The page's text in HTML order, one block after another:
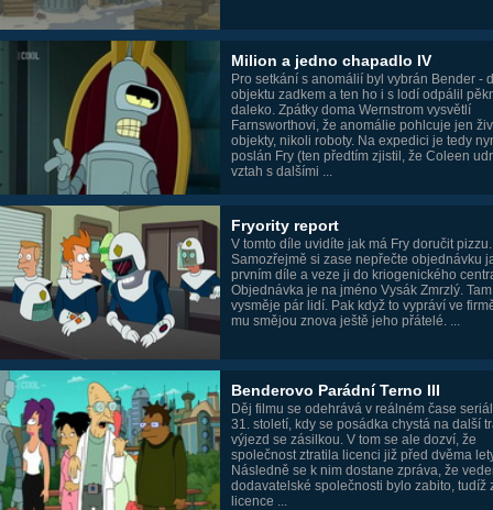
Milion a jedno chapadlo IV
Pro setkání s anomálií byl vybrán Bender -
objektu zadkem a ten ho i s lodí odpálil
daleko. Zpátky doma Wernstrom vysvětlí
Farnsworthovi, že anomálie pohlcuje jen
objekty, nikoli roboty. Na expedici je tedy
poslán Fry (ten předtím zjistil, že Coleen
vztah s dalšími ...
Fryority report
V tomto díle uvidíte jak má Fry doručit pizzu.
Samozřejmě si zase nepřečte objednávku
prvním díle a veze ji do kriogenického
Objednávka je na jméno Vysák Zmrzlý.
vysměje pár lidí. Pak když to vypráví ve
mu smějou znova ještě jeho přátelé. ...
Benderovo Parádní Terno III
Děj filmu se odehrává v reálném čase
31. století, kdy se posádka chystá na další
výjezd se zásilkou. V tom se ale dozví, že
společnost ztratila licenci již před dvěma
Následně se k nim dostane zpráva, že
dodavatelské společnosti bylo zabito, tudíž
licence ...